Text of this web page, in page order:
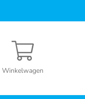
Winkelwagen